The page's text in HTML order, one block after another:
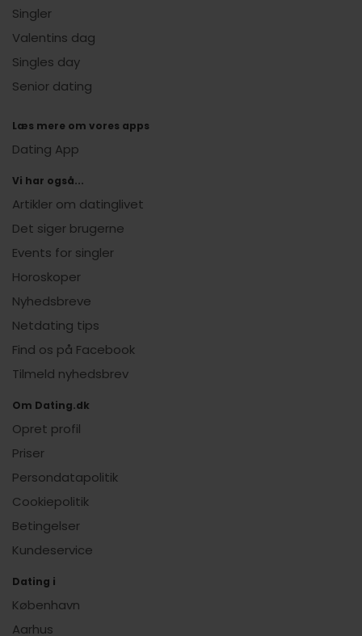
Singler
Valentins dag
Singles day
Senior dating
Læs mere om vores apps
Dating App
Vi har også...
Artikler om datinglivet
Det siger brugerne
Events for singler
Horoskoper
Nyhedsbreve
Netdating tips
Find os på Facebook
Tilmeld nyhedsbrev
Om Dating.dk
Opret profil
Priser
Persondatapolitik
Cookiepolitik
Betingelser
Kundeservice
Dating i
København
Aarhus